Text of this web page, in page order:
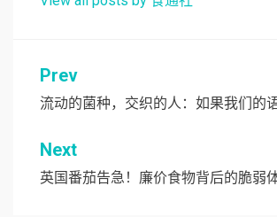
文
章
导
航
Prev
流动的菌种，交织的人：如果我们的
Next
英国番茄告急！廉价食物背后的脆弱